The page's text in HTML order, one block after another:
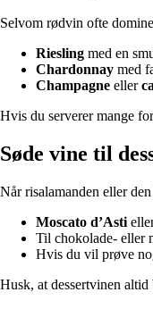
Selvom rødvin ofte
Riesling med en
Chardonnay med
Champagne eller
Hvis du serverer mange
Søde vine til
Når risalamanden eller
Moscato d’Asti
Til chokolade- eller
Hvis du vil prøve
Husk, at dessertvinen